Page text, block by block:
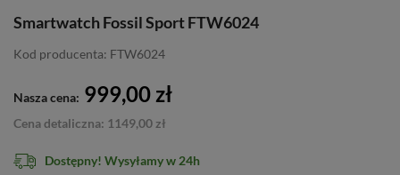
Smartwatch Fossil Sport FTW6024
Kod producenta: FTW6024
Nasza cena: 999,00 zł
Cena detaliczna: 1149,00 zł
Dostępny! Wysyłamy w 24h